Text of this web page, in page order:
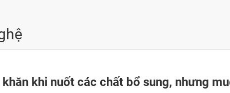
khi nuốt các chất bổ sung, nhưng